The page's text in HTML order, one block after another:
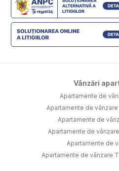
Vânzări
Apartamente de
Apartamente de
Apartamente de
Apartamente de
Apartamente de
Apartamente de vânzare